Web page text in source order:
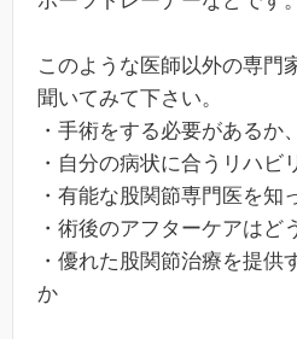
このような医師以外の専門
聞いてみて下さい。
・手術をする必要があるか
・自分の病状に合うリハビ
・有能な股関節専門医を知
・術後のアフターケアはど
・優れた股関節治療を提供
か